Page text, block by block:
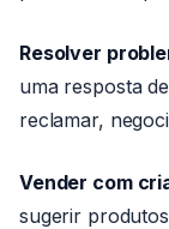
Resolver
uma resposta
reclamar,
Vender com
sugerir